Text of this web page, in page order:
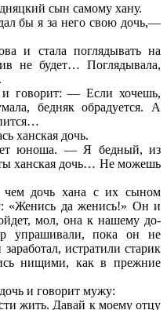
сын самому хану.
бы я за него свою дочь,—
и стала поглядывать на
не будет… Поглядывала,
говорит: — Если хочешь,
бедняк обрадуется. А
ханская дочь.
юноша. — Я бедный, из
ты ханская дочь… Не можешь
чем дочь хана с их сыном
«Женись да женись!» Он и
мол, она к нашему до-
упрашивали, пока он не
истратили старик
нищими, как в прежние
и говорит мужу:
жить. Давай к моему отцу